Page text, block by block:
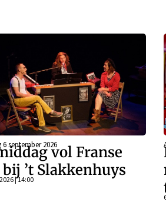
september 2026vol Franse
’t Slakkenhuys
| 14:00